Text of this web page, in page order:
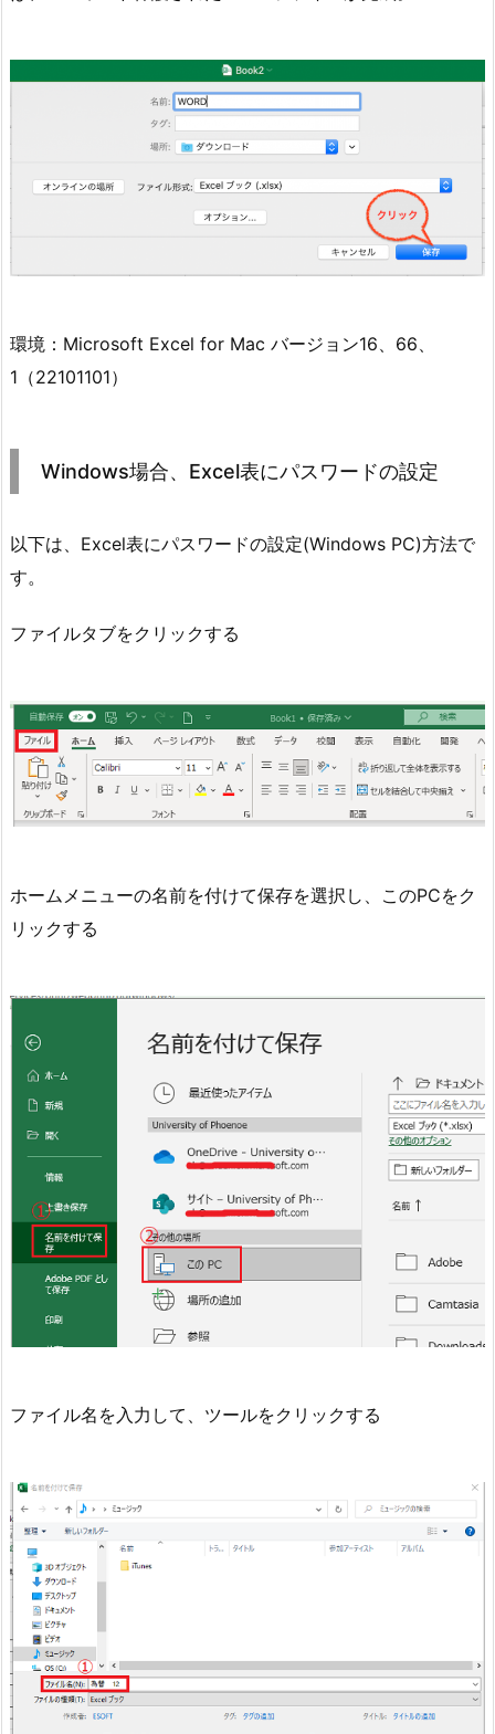
環境：Microsoft Excel for Mac バージョン16、66、
1（22101101）
Windows場合、Excel表にパスワードの設定
以下は、Excel表にパスワードの設定(Windows PC)方法で
す。
ファイルタブをクリックする
ホームメニューの名前を付けて保存を選択し、このPCをク
リックする
ファイル名を入力して、ツールをクリックする